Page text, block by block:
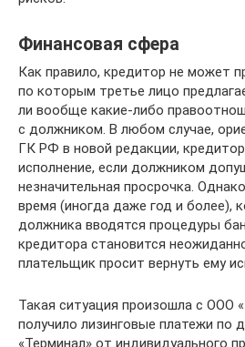
Финансовая сфера
Как правило, кредитор не может
по которым третье лицо
ли вообще какие-либо
с должником. В любом случае,
ГК РФ в новой редакции,
исполнение, если должником
незначительная просрочка.
время (иногда даже год и более),
должника вводятся процедуры
кредитора становится
плательщик просит вернуть ему
Такая ситуация произошла с ООО
получило лизинговые платежи по
«Терминал» от индивидуального